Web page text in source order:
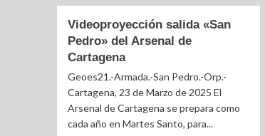
Videoproyección salida «San
Pedro» del Arsenal de
Cartagena
Geoes21.-Armada.-San Pedro.-Orp.-
Cartagena, 23 de Marzo de 2025 El
Arsenal de Cartagena se prepara como
cada año en Martes Santo, para...